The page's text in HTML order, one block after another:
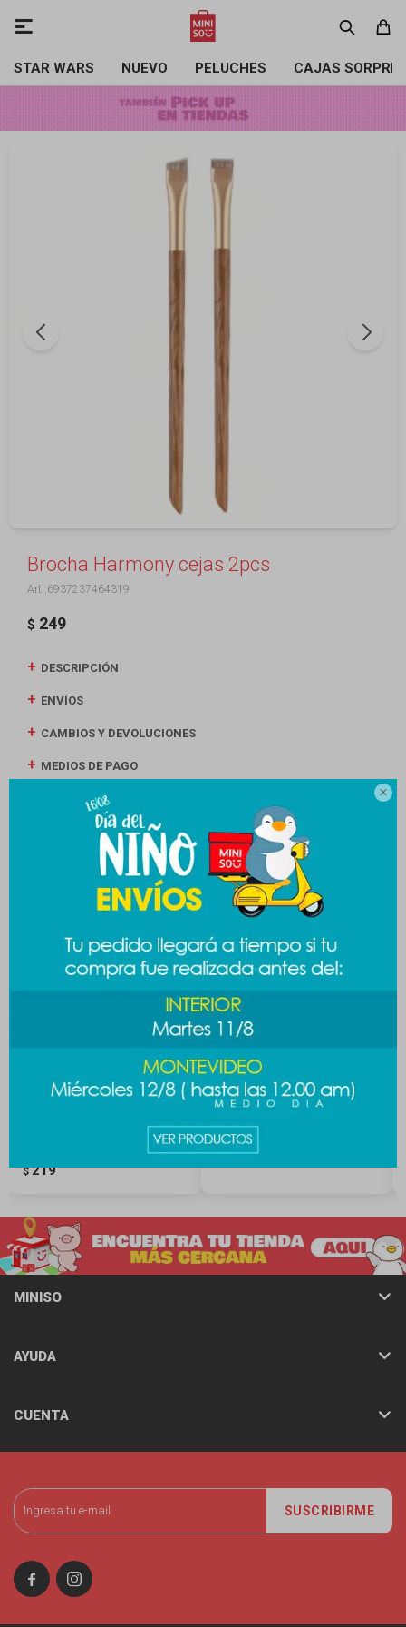

STAR WARS NUEVO PELUCHES CAJAS

Brocha Harmony cejas 2pcs
6937237464319
$ 249
DESCRIPCIÓN
ENVÍOS
CAMBIOS Y DEVOLUCIONES
MEDIOS DE PAGO
Productos que te pueden interesar
Brocha iluminador pink
$ 219
Brocha peach blush
$ 219
SUSCRIBIRME
 
MINISO
AYUDA
CUENTA